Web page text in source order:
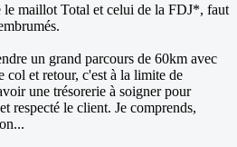
le maillot Total et celui de la FDJ*, faut
un grand parcours de 60km avec
col et retour, c'est à la limite de
une trésorerie à soigner pour
respecté le client. Je comprends,